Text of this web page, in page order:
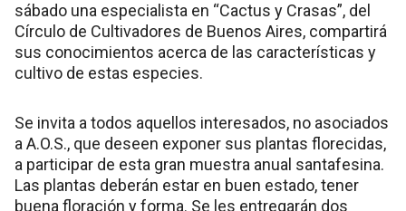
sábado una especialista en “Cactus y Crasas”, del
Círculo de Cultivadores de Buenos Aires, compartirá
sus conocimientos acerca de las características y
cultivo de estas especies.
Se invita a todos aquellos interesados, no asociados
a A.O.S., que deseen exponer sus plantas florecidas,
a participar de esta gran muestra anual santafesina.
Las plantas deberán estar en buen estado, tener
buena floración y forma. Se les entregarán dos